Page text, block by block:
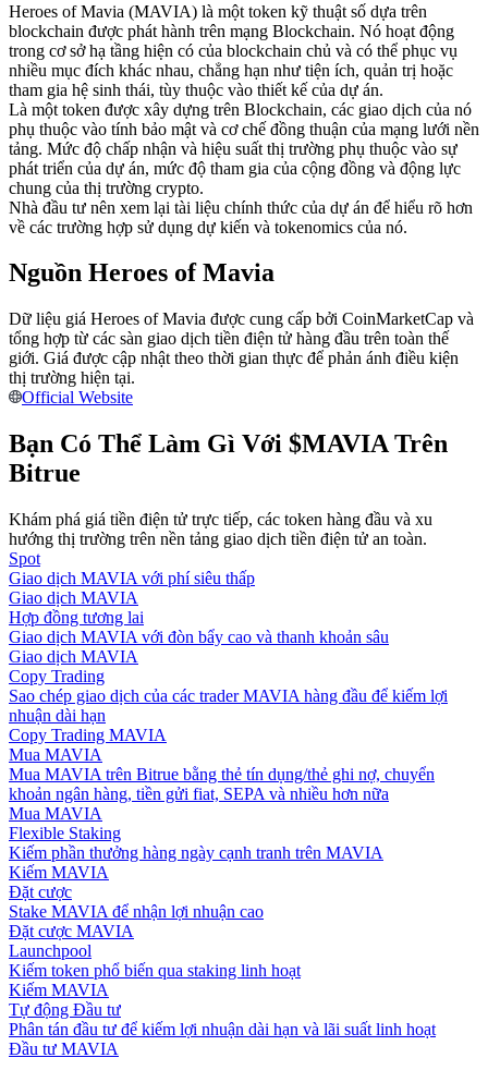
Sao chép Giao dịch
Tham gia cùng các nhà giao dịch hàng đầu
Trở thành Nhà giao dịch Sao chép
Tận hưởng chia sẻ lợi nhuận và hoa hồng giao dịch sao chép
Thông tin
Phân tích dữ liệu lớn bao gồm thông tin giao dịch, v.v.
Hướng dẫn
Hướng dẫn giao dịch Spot
Chiến lược giao dịch
Heroes of Mavia (MAVIA) là một token kỹ thuật số dựa trên
blockchain được phát hành trên mạng Blockchain. Nó hoạt động
trong cơ sở hạ tầng hiện có của blockchain chủ và có thể phục vụ
nhiều mục đích khác nhau, chẳng hạn như tiện ích, quản trị hoặc
tham gia hệ sinh thái, tùy thuộc vào thiết kế của dự án.
Là một token được xây dựng trên Blockchain, các giao dịch của nó
phụ thuộc vào tính bảo mật và cơ chế đồng thuận của mạng lưới nền
tảng. Mức độ chấp nhận và hiệu suất thị trường phụ thuộc vào sự
phát triển của dự án, mức độ tham gia của cộng đồng và động lực
chung của thị trường crypto.
Nhà đầu tư nên xem lại tài liệu chính thức của dự án để hiểu rõ hơn
về các trường hợp sử dụng dự kiến và tokenomics của nó.
Nguồn Heroes of Mavia
Dữ liệu giá Heroes of Mavia được cung cấp bởi CoinMarketCap và
tổng hợp từ các sàn giao dịch tiền điện tử hàng đầu trên toàn thế
giới. Giá được cập nhật theo thời gian thực để phản ánh điều kiện
thị trường hiện tại.
Official Website
Bạn Có Thể Làm Gì Với $MAVIA Trên
Bitrue
Khám phá giá tiền điện tử trực tiếp, các token hàng đầu và xu
hướng thị trường trên nền tảng giao dịch tiền điện tử an toàn.
Spot
Giao dịch MAVIA với phí siêu thấp
Giao dịch MAVIA
Hợp đồng tương lai
Giao dịch MAVIA với đòn bẩy cao và thanh khoản sâu
Giao dịch MAVIA
Copy Trading
Sao chép giao dịch của các trader MAVIA hàng đầu để kiếm lợi
nhuận dài hạn
Copy Trading MAVIA
Mua MAVIA
Mua MAVIA trên Bitrue bằng thẻ tín dụng/thẻ ghi nợ, chuyển
khoản ngân hàng, tiền gửi fiat, SEPA và nhiều hơn nữa
Mua MAVIA
Flexible Staking
Kiếm phần thưởng hàng ngày cạnh tranh trên MAVIA
Kiếm MAVIA
Đặt cược
Stake MAVIA để nhận lợi nhuận cao
Đặt cược MAVIA
Launchpool
Kiếm token phổ biến qua staking linh hoạt
Kiếm MAVIA
Tự động Đầu tư
Phân tán đầu tư để kiếm lợi nhuận dài hạn và lãi suất linh hoạt
Đầu tư MAVIA